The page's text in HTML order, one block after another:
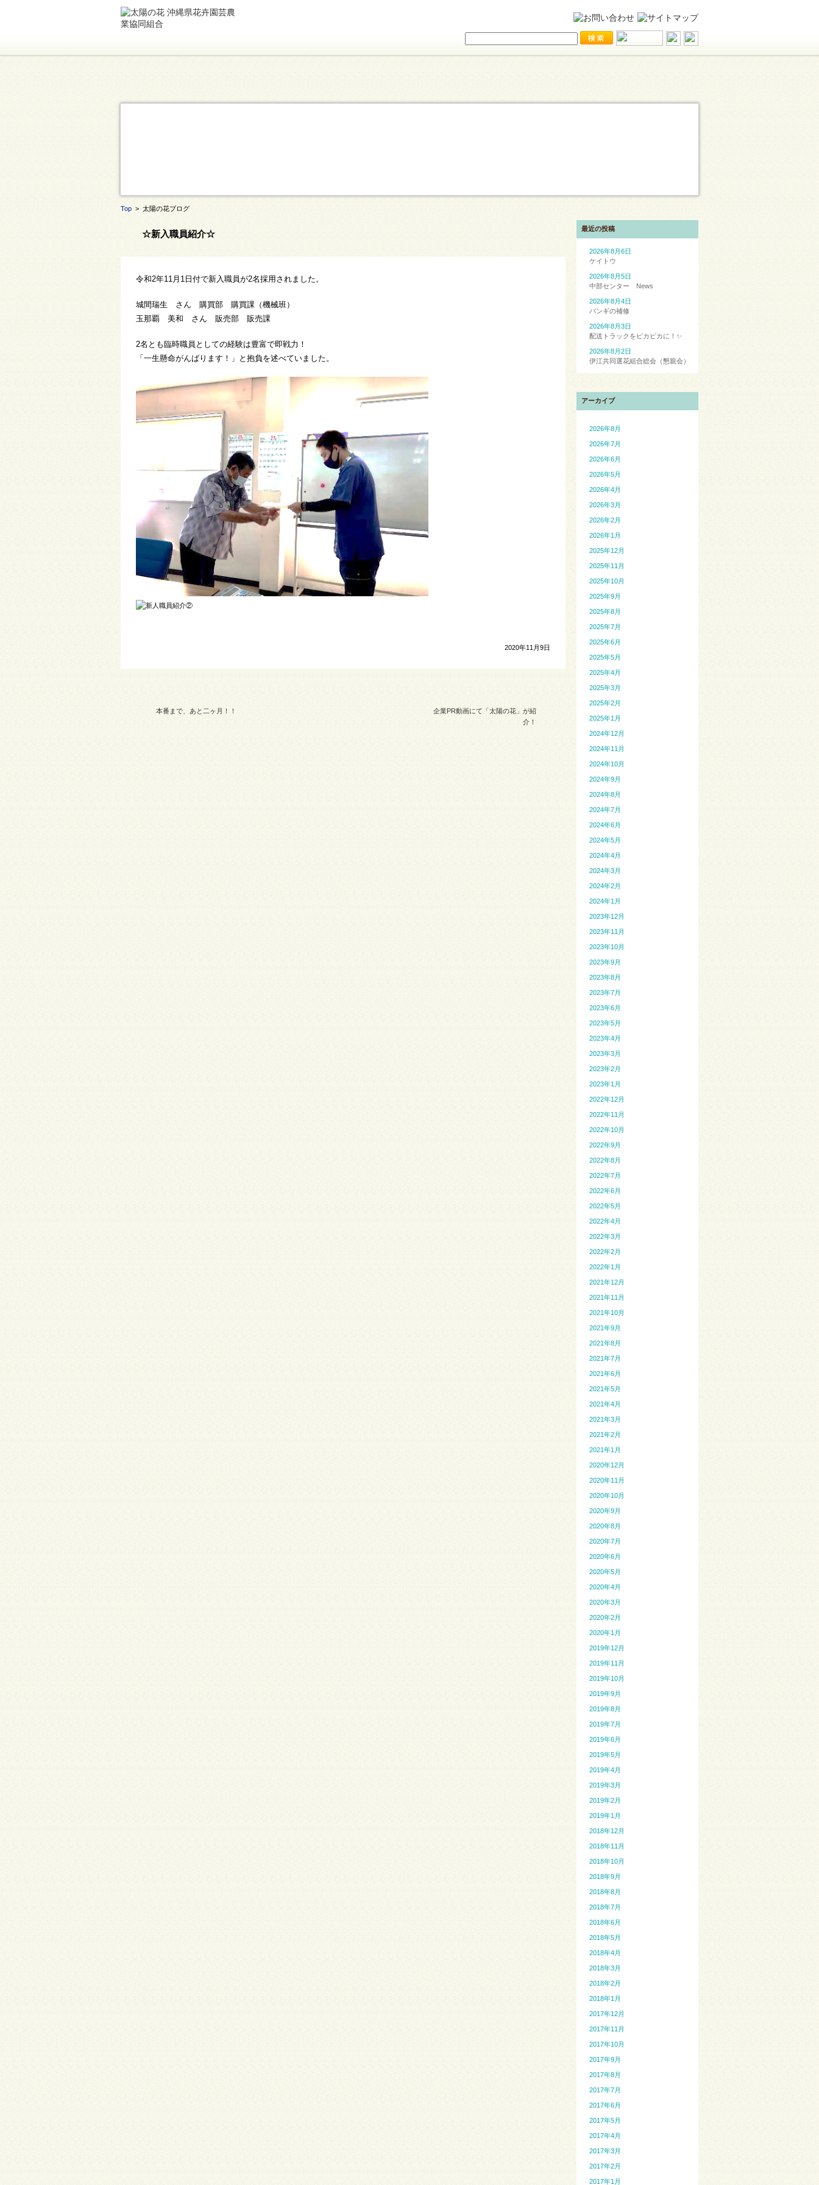
Top > 太陽の花ブログ
☆新入職員紹介☆
令和2年11月1日付で新入職員が2名採用されました。
城間瑞生 さん 購買部 購買課（機械班）
玉那覇 美和 さん 販売部 販売課
2名とも臨時職員としての経験は豊富で即戦力！
「一生懸命がんばります！」と抱負を述べていました。
2020年11月9日
本番まで、あと二ヶ月！！
企業PR動画にて「太陽の花」が紹
介！
最近の投稿
2026年8月6日
ケイトウ
2026年8月5日
中部センター News
2026年8月4日
バンギの補修
2026年8月3日
配送トラックをピカピカに！✨
2026年8月2日
伊江共同選花組合総会（懇親会）
アーカイブ
2026年8月
2026年7月
2026年6月
2026年5月
2026年4月
2026年3月
2026年2月
2026年1月
2025年12月
2025年11月
2025年10月
2025年9月
2025年8月
2025年7月
2025年6月
2025年5月
2025年4月
2025年3月
2025年2月
2025年1月
2024年12月
2024年11月
2024年10月
2024年9月
2024年8月
2024年7月
2024年6月
2024年5月
2024年4月
2024年3月
2024年2月
2024年1月
2023年12月
2023年11月
2023年10月
2023年9月
2023年8月
2023年7月
2023年6月
2023年5月
2023年4月
2023年3月
2023年2月
2023年1月
2022年12月
2022年11月
2022年10月
2022年9月
2022年8月
2022年7月
2022年6月
2022年5月
2022年4月
2022年3月
2022年2月
2022年1月
2021年12月
2021年11月
2021年10月
2021年9月
2021年8月
2021年7月
2021年6月
2021年5月
2021年4月
2021年3月
2021年2月
2021年1月
2020年12月
2020年11月
2020年10月
2020年9月
2020年8月
2020年7月
2020年6月
2020年5月
2020年4月
2020年3月
2020年2月
2020年1月
2019年12月
2019年11月
2019年10月
2019年9月
2019年8月
2019年7月
2019年6月
2019年5月
2019年4月
2019年3月
2019年2月
2019年1月
2018年12月
2018年11月
2018年10月
2018年9月
2018年8月
2018年7月
2018年6月
2018年5月
2018年4月
2018年3月
2018年2月
2018年1月
2017年12月
2017年11月
2017年10月
2017年9月
2017年8月
2017年7月
2017年6月
2017年5月
2017年4月
2017年3月
2017年2月
2017年1月